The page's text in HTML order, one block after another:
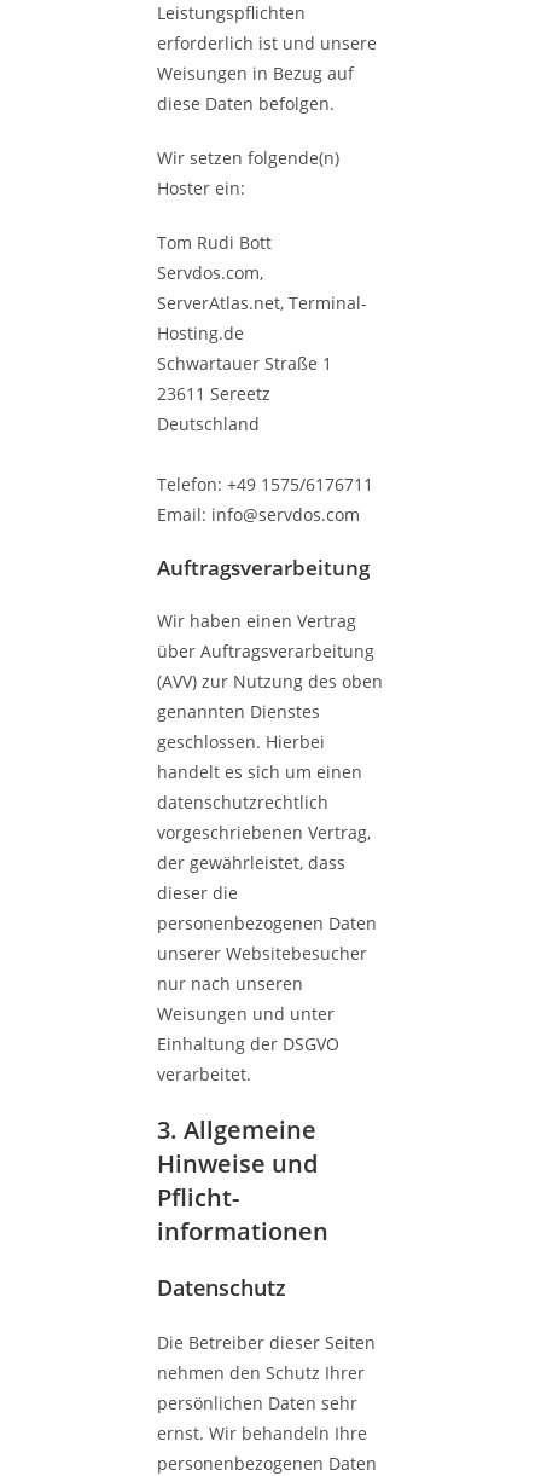
Leistungspflichten
erforderlich ist und unsere
Weisungen in Bezug auf
diese Daten befolgen.
Wir setzen folgende(n)
Hoster ein:
Tom Rudi Bott
Servdos.com,
ServerAtlas.net, Terminal-
Hosting.de
Schwartauer Straße 1
23611 Sereetz
Deutschland
Telefon: +49 1575/6176711
Email: info@servdos.com
Auftragsverarbeitung
Wir haben einen Vertrag
über Auftragsverarbeitung
(AVV) zur Nutzung des oben
genannten Dienstes
geschlossen. Hierbei
handelt es sich um einen
datenschutzrechtlich
vorgeschriebenen Vertrag,
der gewährleistet, dass
dieser die
personenbezogenen Daten
unserer Websitebesucher
nur nach unseren
Weisungen und unter
Einhaltung der DSGVO
verarbeitet.
3. Allgemeine
Hinweise und
Pflicht­
informationen
Datenschutz
Die Betreiber dieser Seiten
nehmen den Schutz Ihrer
persönlichen Daten sehr
ernst. Wir behandeln Ihre
personenbezogenen Daten